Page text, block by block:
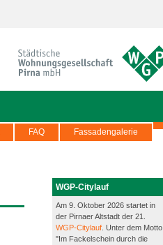
FAQ Fassadengalerie
WGP-Citylauf
Am 9. Oktober 2026 startet in
der Pirnaer Altstadt der 21.
WGP-Citylauf . Unter dem Motto
"Im Fackelschein durch die